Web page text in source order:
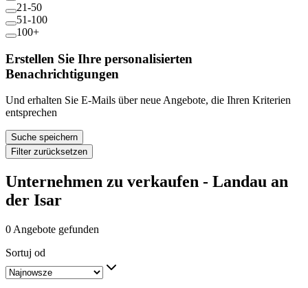
21-50
51-100
100+
Erstellen Sie Ihre personalisierten
Benachrichtigungen
Und erhalten Sie E-Mails über neue Angebote, die Ihren Kriterien
entsprechen
Suche speichern
Filter zurücksetzen
Unternehmen zu verkaufen - Landau an
der Isar
0 Angebote gefunden
Sortuj od